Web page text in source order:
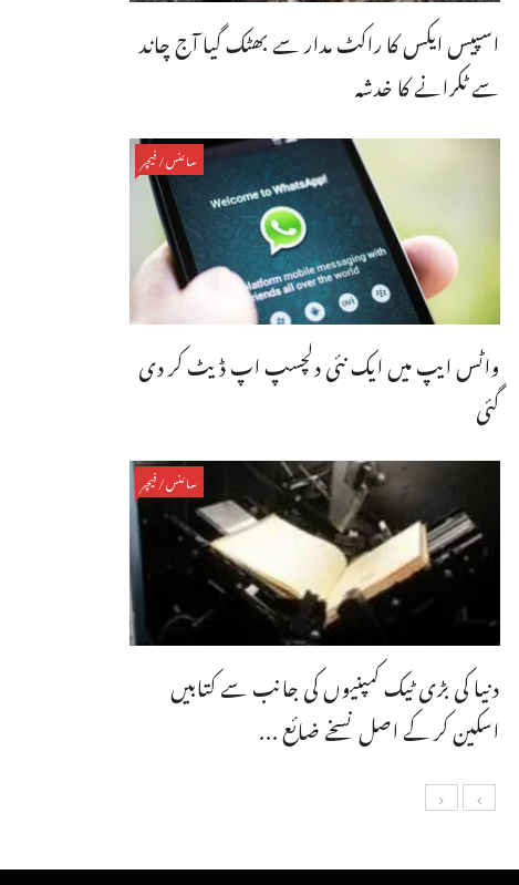
اسپیس ایکس کا راکٹ مدار سے بھٹک گیا آج چاند
سے ٹکرانے کا خدشہ
سائنس/فیچر
واٹس ایپ میں ایک نئی دلچسپ اپ ڈیٹ کر دی
گئی
سائنس/فیچر
دنیا کی بڑی ٹیک کمپنیوں کی جانب سے کتابیں
اسکین کر کے اصل نسخے ضائع ...